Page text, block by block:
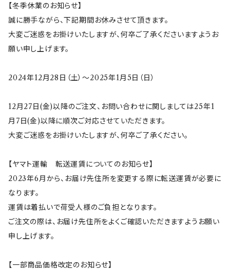
クレヨンしんちゃん
サンリオキャラクターズ
ちびまる子ちゃん
LINE CREATORS
うさまる
ねこぺん日和
ボンレス犬とボンレス猫
マクミラン・アリス
Gaspard et Lisa(リサとガスパール)
I'm Doraemon(ドラえもん)
ウルポとトゥルポ
tissage(ティサージュ）
titto(チット)
すずめ茶器
frill(フリル)
honoka(ほのか）
スクエア
サークル
花色
ToH(Re50)
【冬季休業のお知らせ】
誠に勝手ながら、下記期間お休みさせて頂きます。
大変ご迷惑をお掛けいたしますが、何卒ご了承くださいますようお
願い申し上げます。
2024年12月28日（土）～2025年1月5日（日）
12月27日(金)以降のご注文、お問い合わせに関しましては25年1
月7日(金)以降に順次ご対応させていただきます。
大変ご迷惑をお掛けいたしますが、何卒ご了承ください。
【ヤマト運輸 転送運賃についてのお知らせ】
2023年6月から、お届け先住所を変更する際に転送運賃が必要に
なります。
運賃は着払いで荷受人様のご負担となります。
ご注文の際は、お届け先住所をよくご確認いただきますようお願い
申し上げます。
【一部商品価格改定のお知らせ】